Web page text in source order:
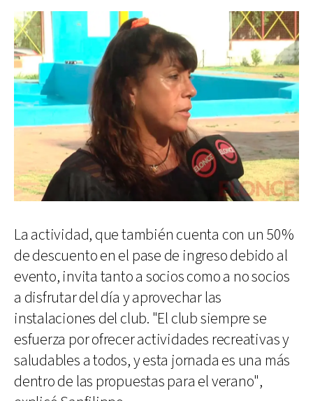
La actividad, que también cuenta con un 50%
de descuento en el pase de ingreso debido al
evento, invita tanto a socios como a no socios
a disfrutar del día y aprovechar las
instalaciones del club. "El club siempre se
esfuerza por ofrecer actividades recreativas y
saludables a todos, y esta jornada es una más
dentro de las propuestas para el verano",